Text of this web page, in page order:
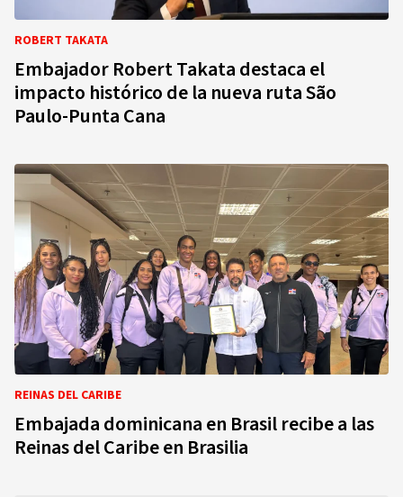
ROBERT TAKATA
Embajador Robert Takata destaca el
impacto histórico de la nueva ruta São
Paulo-Punta Cana
REINAS DEL CARIBE
Embajada dominicana en Brasil recibe a las
Reinas del Caribe en Brasilia